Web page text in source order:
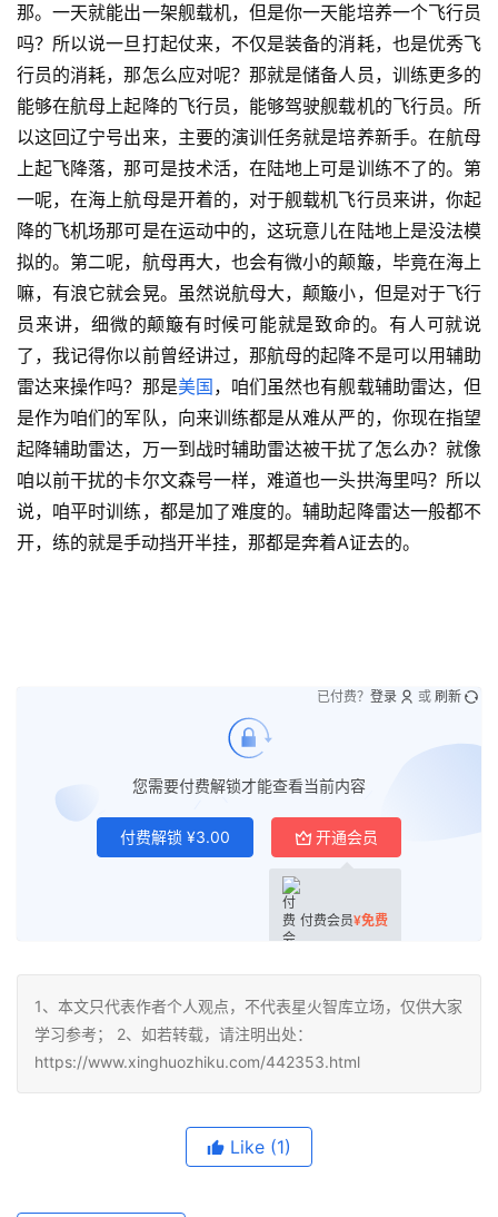
那。一天就能出一架舰载机，但是你一天能培养一个飞行员
吗？所以说一旦打起仗来，不仅是装备的消耗，也是优秀飞
行员的消耗，那怎么应对呢？那就是储备人员，训练更多的
能够在航母上起降的飞行员，能够驾驶舰载机的飞行员。所
以这回辽宁号出来，主要的演训任务就是培养新手。在航母
上起飞降落，那可是技术活，在陆地上可是训练不了的。第
一呢，在海上航母是开着的，对于舰载机飞行员来讲，你起
降的飞机场那可是在运动中的，这玩意儿在陆地上是没法模
拟的。第二呢，航母再大，也会有微小的颠簸，毕竟在海上
嘛，有浪它就会晃。虽然说航母大，颠簸小，但是对于飞行
员来讲，细微的颠簸有时候可能就是致命的。有人可就说
了，我记得你以前曾经讲过，那航母的起降不是可以用辅助
雷达来操作吗？那是美国 ，咱们虽然也有舰载辅助雷达，但
是作为咱们的军队，向来训练都是从难从严的，你现在指望
起降辅助雷达，万一到战时辅助雷达被干扰了怎么办？就像
咱以前干扰的卡尔文森号一样，难道也一头拱海里吗？所以
说，咱平时训练，都是加了难度的。辅助起降雷达一般都不
开，练的就是手动挡开半挂，那都是奔着A证去的。
您需要付费解锁才能查看当前内容
付费解锁 ¥3.00 开通会员
付费会员¥免费
已付费？ 登录 或 刷新
1、本文只代表作者个人观点，不代表星火智库立场，仅供大家
学习参考； 2、如若转载，请注明出处：
https://www.xinghuozhiku.com/442353.html
Like (1)